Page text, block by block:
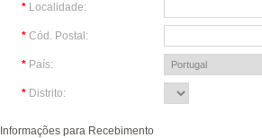
* Localidade:
* Cód. Postal:
* País:
* Distrito:
Informações para Recebimento